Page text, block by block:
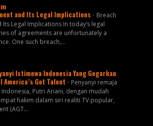
and Its Legal Implications - Breach
Legal Implications In today’s legal
of agreements are unfortunately a
One such breach,...
Istimewa Indonesia Yang Gegarkan
America’s Got Talent - Penyanyi remaja
Putri Ariani, dengan mudah
hakim dalam siri realiti TV popular,
(AGT...